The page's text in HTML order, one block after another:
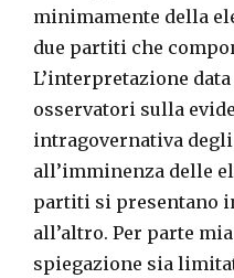
minimamente della
due partiti che
L’interpretazione
osservatori sulla
intragovernativa
all’imminenza delle
partiti si presentano
all’altro. Per parte
spiegazione sia